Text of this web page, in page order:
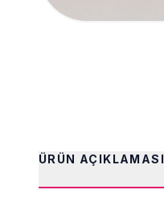
ÜRÜN AÇIKLAMASI